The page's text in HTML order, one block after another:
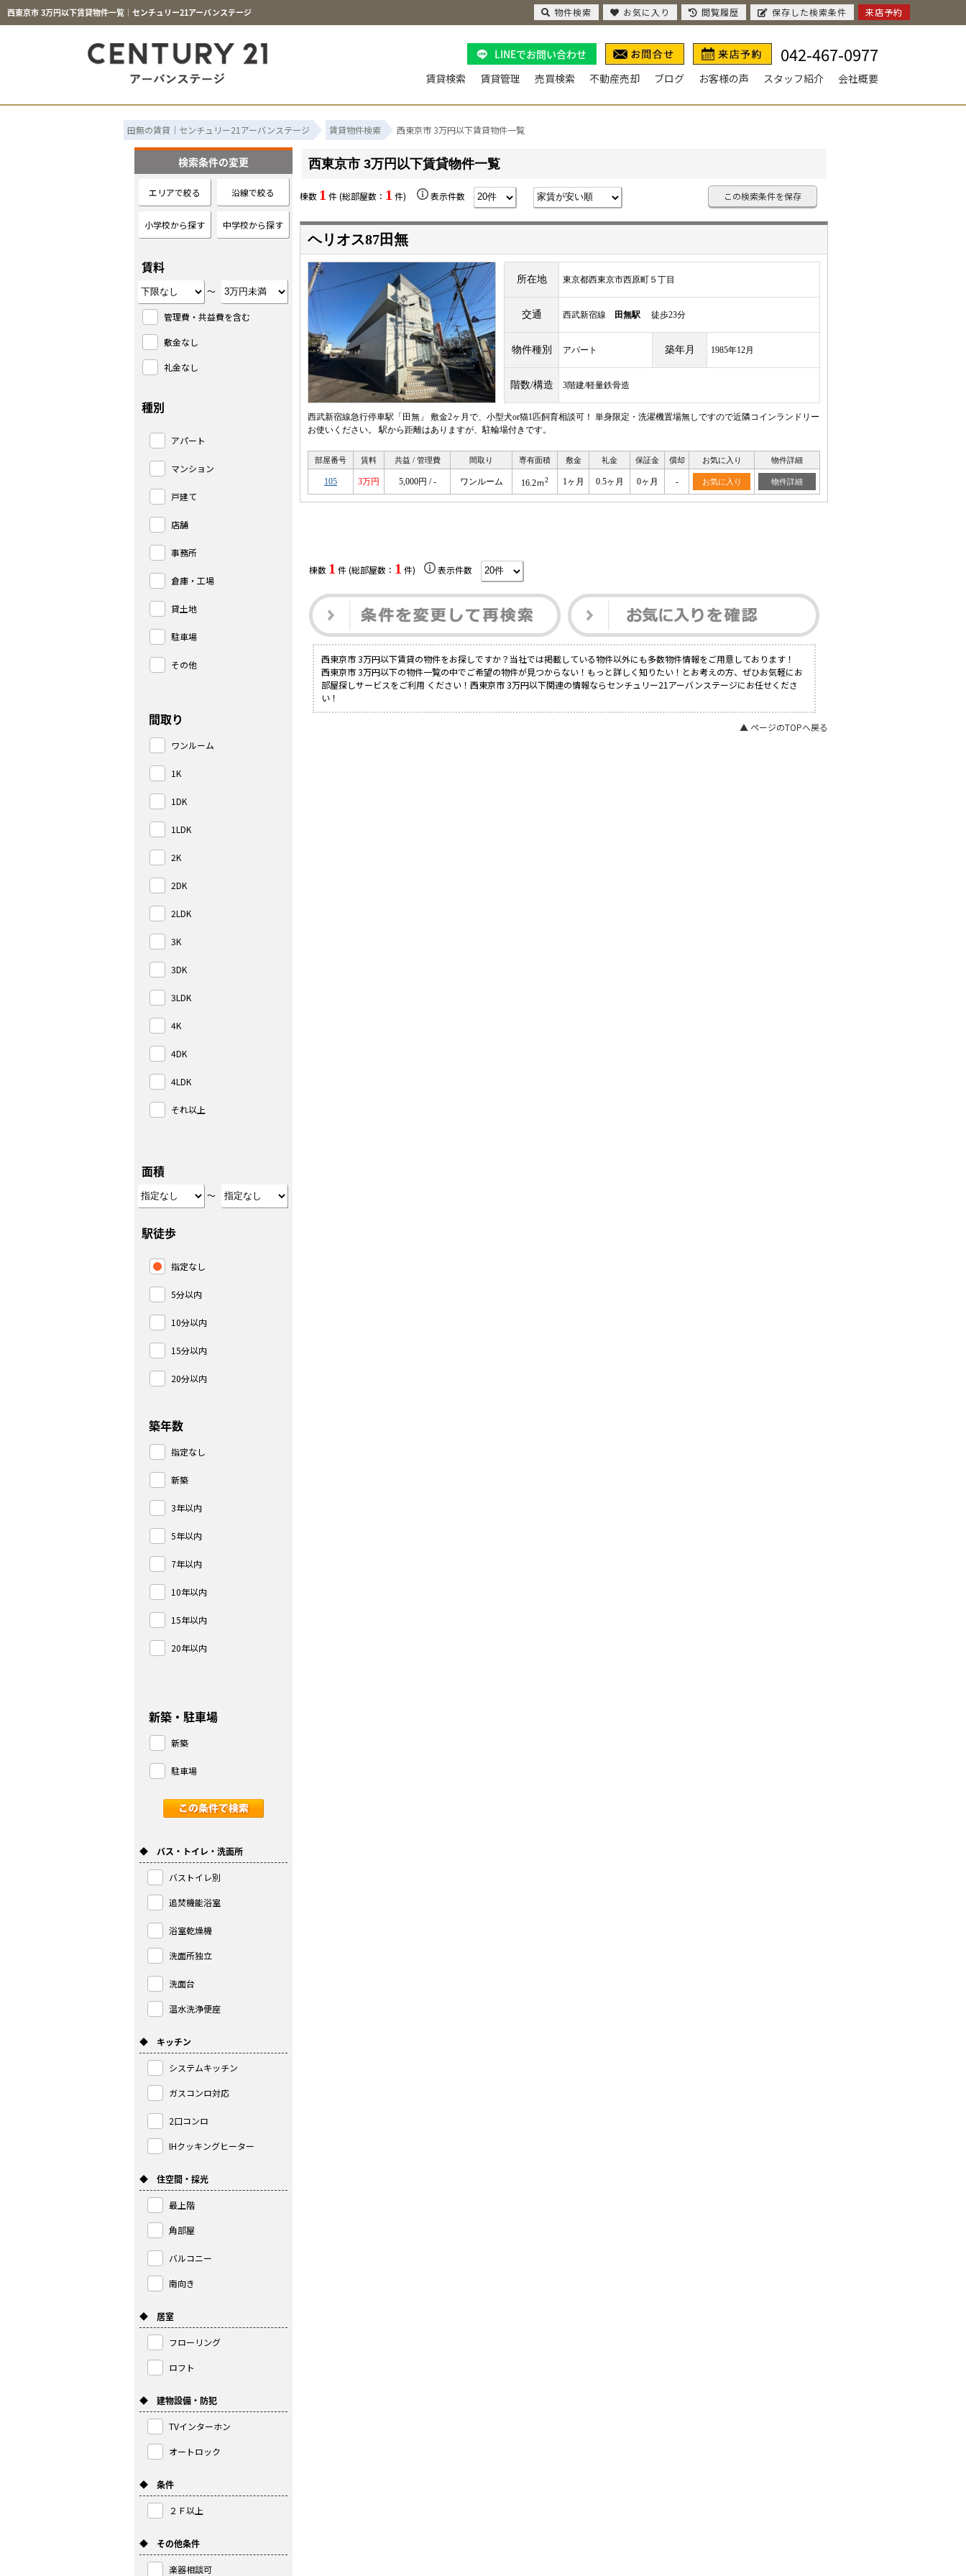
西東京市 3万円以下賃貸物件一覧｜センチュリー21アーバンステージ
LINEでお問い合わせ 042-467-0977
賃貸検索 賃貸管理 売買検索 不動産売却 ブログ お客様の声 スタッフ紹介 会社概要
田無の賃貸｜センチュリー21アーバンステージ 賃貸物件検索 西東京市 3万円以下賃貸物件一覧
西東京市 3万円以下賃貸物件一覧
棟数 1 件 (総部屋数： 1 件) 表示件数 この検索条件を保存
ヘリオス87田無
所在地 東京都西東京市西原町５丁目
交通 西武新宿線 田無駅 徒歩23分
物件種別 アパート 築年月 1985年12月
階数/構造 3階建/軽量鉄骨造
西武新宿線急行停車駅「田無」 敷金2ヶ月で、小型犬or猫1匹飼育相談可！ 単身限定・洗濯機置場無しですので近隣コインランドリー
お使いください。 駅から距離はありますが、駐輪場付きです。
部屋番号 賃料 共益 / 管理費 間取り 専有面積 敷金 礼金 保証金 償却 お気に入り 物件詳細
105 3万円 5,000円 / - ワンルーム 16.2ｍ2 1ヶ月 0.5ヶ月 0ヶ月 - お気に入り 物件詳細
棟数 1 件 (総部屋数： 1 件) 表示件数
西東京市 3万円以下賃貸の物件をお探しですか？当社では掲載している物件以外にも多数物件情報をご用意しております！
西東京市 3万円以下の物件一覧の中でご希望の物件が見つからない！もっと詳しく知りたい！とお考えの方、ぜひお気軽にお
部屋探しサービスをご利用 ください！西東京市 3万円以下関連の情報ならセンチュリー21アーバンステージにお任せくださ
い！
▲ ページのTOPへ戻る
検索条件の変更
エリアで絞る 沿線で絞る
小学校から探す 中学校から探す
賃料
～
管理費・共益費を含む
敷金なし
礼金なし
種別
アパート
マンション
戸建て
店舗
事務所
倉庫・工場
貸土地
駐車場
その他
間取り
ワンルーム
1K
1DK
1LDK
2K
2DK
2LDK
3K
3DK
3LDK
4K
4DK
4LDK
それ以上
面積
～
駅徒歩
指定なし
5分以内
10分以内
15分以内
20分以内
築年数
指定なし
新築
3年以内
5年以内
7年以内
10年以内
15年以内
20年以内
新築・駐車場
新築
駐車場
◆ バス・トイレ・洗面所
バストイレ別
追焚機能浴室
浴室乾燥機
洗面所独立
洗面台
温水洗浄便座
◆ キッチン
システムキッチン
ガスコンロ対応
2口コンロ
IHクッキングヒーター
◆ 住空間・採光
最上階
角部屋
バルコニー
南向き
◆ 居室
フローリング
ロフト
◆ 建物設備・防犯
TVインターホン
オートロック
◆ 条件
２Ｆ以上
◆ その他条件
楽器相談可
物件検索 お気に入り 閲覧履歴 保存した検索条件 来店予約